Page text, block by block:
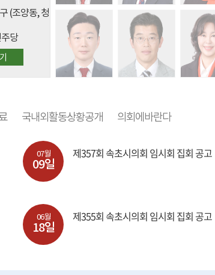
(영랑동, 동
, 노학동)
07월
09일
제357회 속초시의회 임시회 집회 공고
06월
18일
제355회 속초시의회 임시회 집회 공고
국내외활동상황공개 의회에바란다